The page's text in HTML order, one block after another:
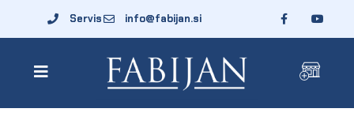
Servis info@fabijan.si